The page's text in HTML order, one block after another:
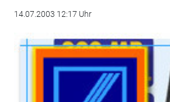
14.07.2003 12:17 Uhr